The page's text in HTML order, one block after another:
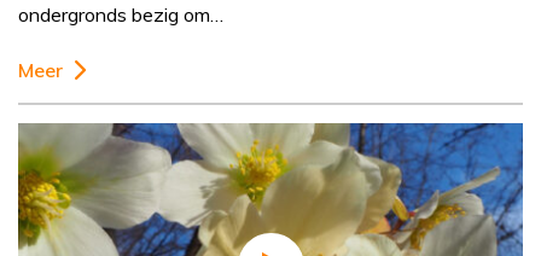
ondergronds bezig om…
Meer